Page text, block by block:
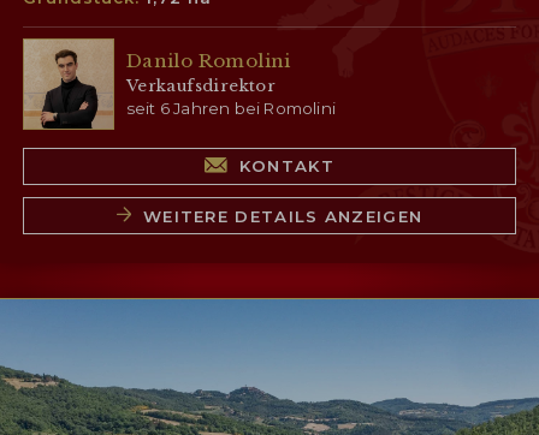
Danilo Romolini
Verkaufsdirektor
seit 6 Jahren bei Romolini
KONTAKT
WEITERE DETAILS ANZEIGEN